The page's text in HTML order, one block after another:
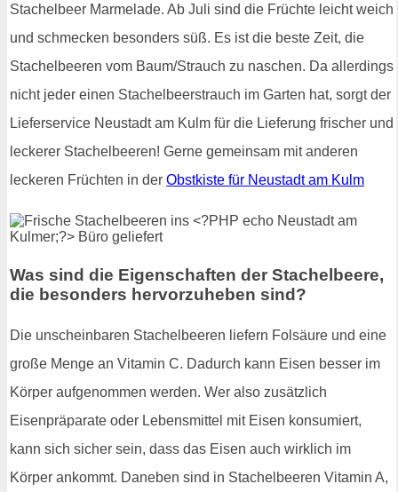
Stachelbeer Marmelade. Ab Juli sind die Früchte leicht weich
und schmecken besonders süß. Es ist die beste Zeit, die
Stachelbeeren vom Baum/Strauch zu naschen. Da allerdings
nicht jeder einen Stachelbeerstrauch im Garten hat, sorgt der
Lieferservice Neustadt am Kulm für die Lieferung frischer und
leckerer Stachelbeeren! Gerne gemeinsam mit anderen
leckeren Früchten in der Obstkiste für Neustadt am Kulm
Was sind die Eigenschaften der Stachelbeere,
die besonders hervorzuheben sind?
Die unscheinbaren Stachelbeeren liefern Folsäure und eine
große Menge an Vitamin C. Dadurch kann Eisen besser im
Körper aufgenommen werden. Wer also zusätzlich
Eisenpräparate oder Lebensmittel mit Eisen konsumiert,
kann sich sicher sein, dass das Eisen auch wirklich im
Körper ankommt. Daneben sind in Stachelbeeren Vitamin A,